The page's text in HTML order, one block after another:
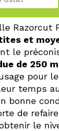
Razorcut
et
le
de 250
pour
temps
bonne
de
le